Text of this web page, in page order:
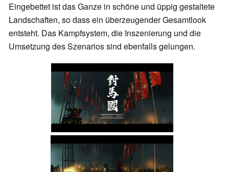
Eingebettet ist das Ganze in schöne und üppig gestaltete
Landschaften, so dass ein überzeugender Gesamtlook
entsteht. Das Kampfsystem, die Inszenierung und die
Umsetzung des Szenarios sind ebenfalls gelungen.